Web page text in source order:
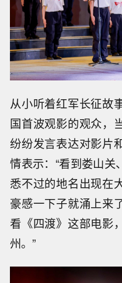
从小听着红军长征故
国首波观影的观众，
纷纷发言表达对影片
情表示：“看到娄山
悉不过的地名出现在
豪感一下子就涌上来
看《四渡》这部电影
州。”